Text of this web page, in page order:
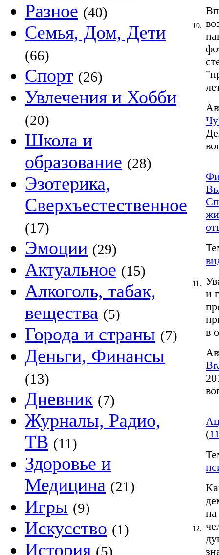
Разное (40)
Семья, Дом, Дети
(66)
Спорт (26)
Увлечения и Хобби
(20)
Школа и
образование (28)
Эзотерика,
Сверхъестественное
(17)
Эмоции (29)
Актуальное (15)
Алкоголь, табак,
вещества (5)
Города и страны (7)
Деньги, Финансы
(13)
Дневник (7)
Журналы, Радио,
ТВ (11)
Здоровье и
Медицина (21)
Игры (9)
Искусство (1)
История (5)
10.
11.
и
в
12.
(
на